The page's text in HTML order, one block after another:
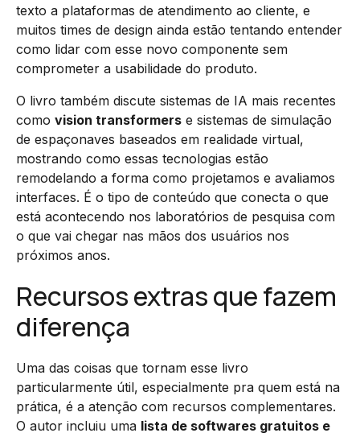
texto a plataformas de atendimento ao cliente, e
muitos times de design ainda estão tentando entender
como lidar com esse novo componente sem
comprometer a usabilidade do produto.
O livro também discute sistemas de IA mais recentes
como vision transformers e sistemas de simulação
de espaçonaves baseados em realidade virtual,
mostrando como essas tecnologias estão
remodelando a forma como projetamos e avaliamos
interfaces. É o tipo de conteúdo que conecta o que
está acontecendo nos laboratórios de pesquisa com
o que vai chegar nas mãos dos usuários nos
próximos anos.
Recursos extras que fazem
diferença
Uma das coisas que tornam esse livro
particularmente útil, especialmente pra quem está na
prática, é a atenção com recursos complementares.
O autor incluiu uma lista de softwares gratuitos e